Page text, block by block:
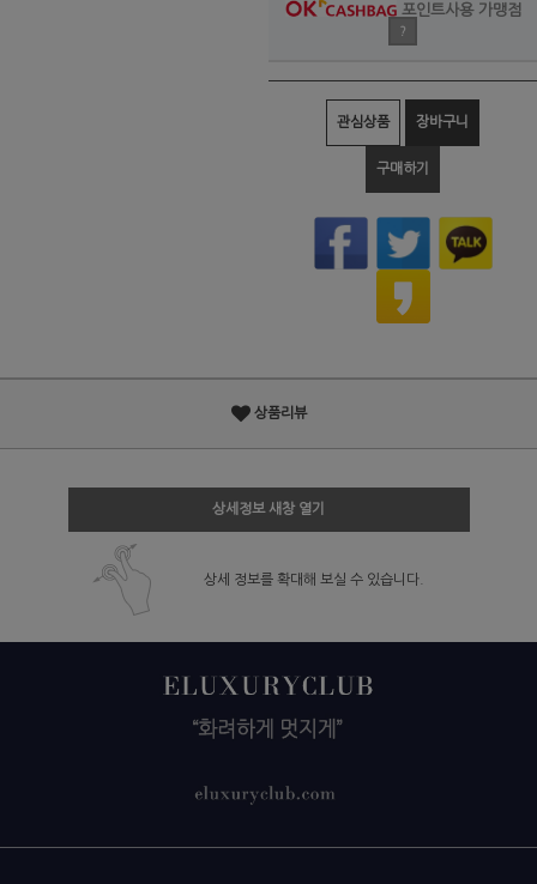
포인트사용 가맹점
?
관심상품 장바구니
구매하기
상품리뷰
상세정보 새창 열기
상세 정보를 확대해 보실 수 있습니다.